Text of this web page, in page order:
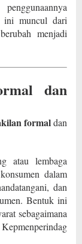
ini muncul dari
menjadi
dan
formaldan
atau lembaga
dalam
dan
Bentuk ini
sebagaimana